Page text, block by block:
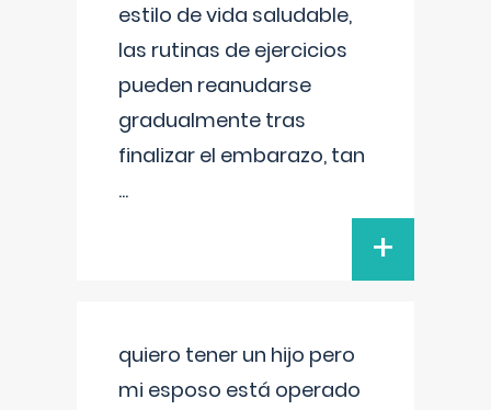
estilo de vida saludable,
las rutinas de ejercicios
pueden reanudarse
gradualmente tras
finalizar el embarazo, tan
...
+
quiero tener un hijo pero
mi esposo está operado